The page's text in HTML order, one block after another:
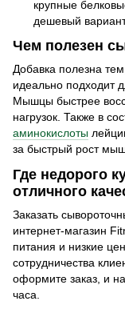
крупные
дешевый
Чем полезен
Добавка полезна
идеально подходит
Мышцы быстрее
нагрузок. Также в
аминокислоты
за быстрый рост
Где недорого
отличного
Заказать
интернет-магазин
питания и низкие
сотрудничества
оформите заказ, и
часа.